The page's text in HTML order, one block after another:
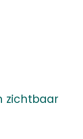
zichtbaar